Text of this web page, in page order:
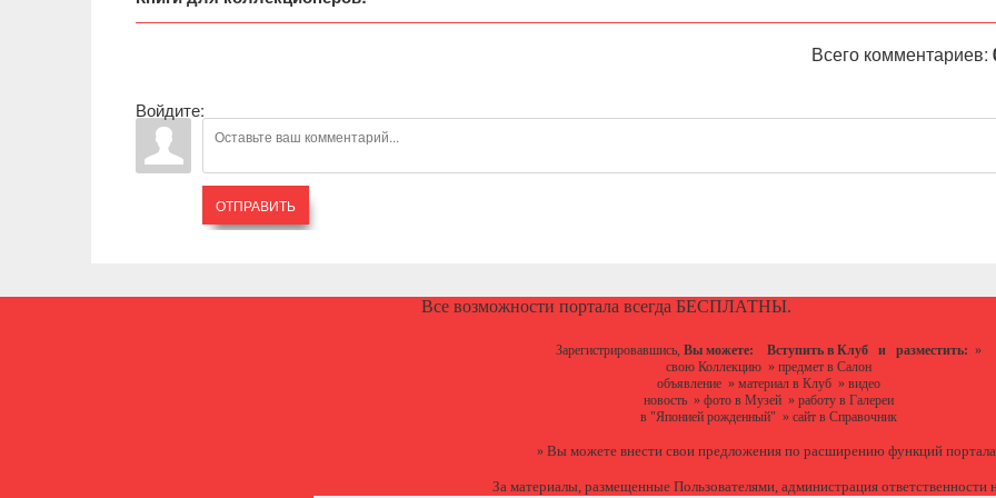
Всего комментариев:
Войдите:
ОТПРАВИТЬ
Все возможности портала всегда БЕСПЛАТНЫ.
Зарегистрировавшись, Вы можете: Вступить в Клуб и разместить: »
свою Коллекцию» предмет в Салон
объявление» материал в Клуб» видео
новость» фото в Музей» работу в Галереи
в "Японией рожденный" » сайт в Справочник
» Вы можете внести свои предложения по расширению функций
За материалы, размещенные Пользователями, администрация ответственности